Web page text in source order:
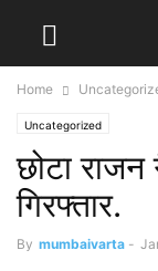
Home
Uncategorized
छोटा
गिरफ्तार.
By mumbaivarta -